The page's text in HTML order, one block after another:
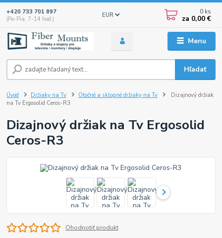
Menu
EUR
Hľadať
+420 733 701 897
(Po-Pia, 7-14 hod.)
0 ks
za 0,00 €
Úvod Držiaky na Tv Otočné a sklopné držiaky na Tv
Dizajnový držiak
na Tv Ergosolid Ceros-R3
Dizajnový držiak na Tv Ergosolid
Ceros-R3
Ohodnotiť produkt